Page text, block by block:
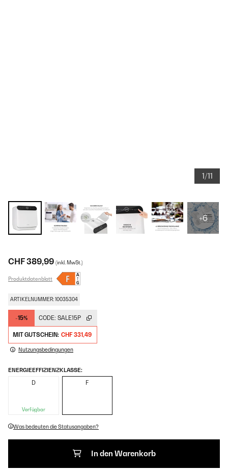
1/11
+6
CHF 389,99 (inkl. MwSt.)
Produktdatenblatt
ARTIKELNUMMER: 10035304
-15% CODE: SALE15P
MIT GUTSCHEIN: CHF 331,49
Nutzungsbedingungen
ENERGIEEFFIZIENZKLASSE:
D
Verfügbar
F
Was bedeuten die Statusangaben?
In den Warenkorb